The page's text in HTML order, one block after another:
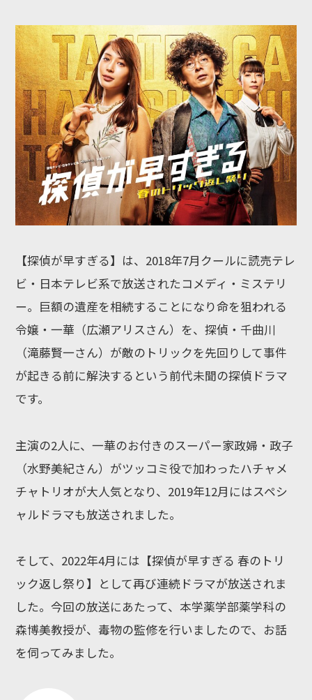
【探偵が早すぎる】は、2018年7月クールに読売テレ
ビ・日本テレビ系で放送されたコメディ・ミステリ
ー。巨額の遺産を相続することになり命を狙われる
令嬢・一華（広瀬アリスさん）を、探偵・千曲川
（滝藤賢一さん）が敵のトリックを先回りして事件
が起きる前に解決するという前代未聞の探偵ドラマ
です。
主演の2人に、一華のお付きのスーパー家政婦・政子
（水野美紀さん）がツッコミ役で加わったハチャメ
チャトリオが大人気となり、2019年12月にはスペシ
ャルドラマも放送されました。
そして、2022年4月には【探偵が早すぎる 春のトリ
ック返し祭り】として再び連続ドラマが放送されま
した。今回の放送にあたって、本学薬学部薬学科の
森博美教授が、毒物の監修を行いましたので、お話
を伺ってみました。